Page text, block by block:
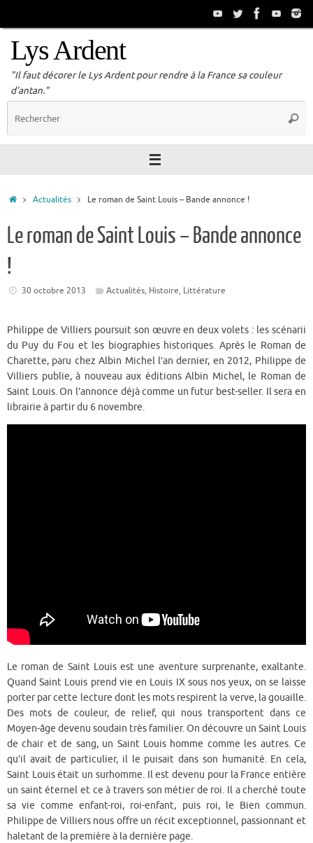
Lys Ardent
"Il faut décorer le Lys Ardent pour rendre à la France sa couleur
d'antan."
Accueil
Actualités Le roman de Saint Louis – Bande annonce !
Le roman de Saint Louis – Bande annonce
!
30 octobre 2013 Actualités, Histoire, Littérature
Philippe de Villiers poursuit son œuvre en deux volets : les scénarii
du Puy du Fou et les biographies historiques. Après le Roman de
Charette, paru chez Albin Michel l’an dernier, en 2012, Philippe de
Villiers publie, à nouveau aux éditions Albin Michel, le Roman de
Saint Louis. On l’annonce déjà comme un futur best-seller. Il sera en
librairie à partir du 6 novembre.
Le roman de Saint Louis est une aventure surprenante, exaltante.
Quand Saint Louis prend vie en Louis IX sous nos yeux, on se laisse
porter par cette lecture dont les mots respirent la verve, la gouaille.
Des mots de couleur, de relief, qui nous transportent dans ce
Moyen-âge devenu soudain très familier. On découvre un Saint Louis
de chair et de sang, un Saint Louis homme comme les autres. Ce
qu’il avait de particulier, il le puisait dans son humanité. En cela,
Saint Louis était un surhomme. Il est devenu pour la France entière
un saint éternel et ce à travers son métier de roi. Il a cherché toute
sa vie comme enfant-roi, roi-enfant, puis roi, le Bien commun.
Philippe de Villiers nous offre un récit exceptionnel, passionnant et
haletant de la première à la dernière page.